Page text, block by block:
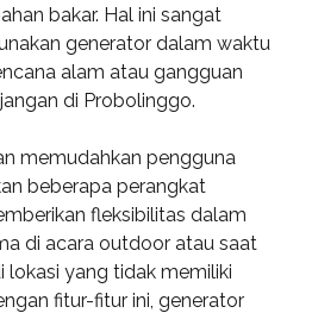
bakar. Hal ini sangat
generator dalam waktu
alam atau gangguan
di Probolinggo.
memudahkan pengguna
beberapa perangkat
fleksibilitas dalam
di acara outdoor atau saat
lokasi yang tidak memiliki
fitur-fitur ini, generator